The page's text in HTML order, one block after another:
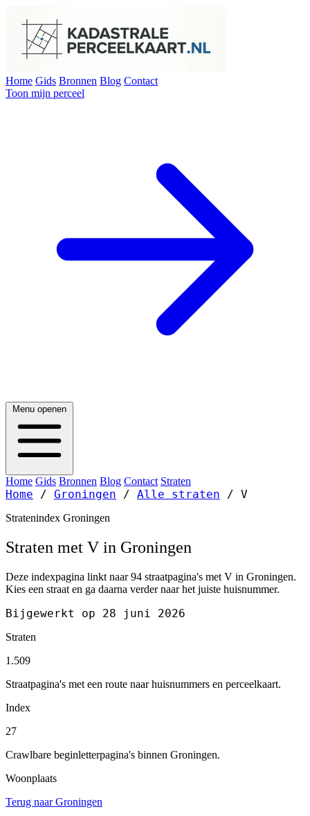
Home Gids Bronnen Blog Contact
Toon mijn perceel
Menu openen
Home Gids Bronnen Blog Contact Straten
Home / Groningen / Alle straten / V
Stratenindex Groningen
Straten met V in Groningen
Deze indexpagina linkt naar 94 straatpagina's met V in Groningen.
Kies een straat en ga daarna verder naar het juiste huisnummer.
Bijgewerkt op 28 juni 2026
Straten
1.509
Straatpagina's met een route naar huisnummers en perceelkaart.
Index
27
Crawlbare beginletterpagina's binnen Groningen.
Woonplaats
Terug naar Groningen